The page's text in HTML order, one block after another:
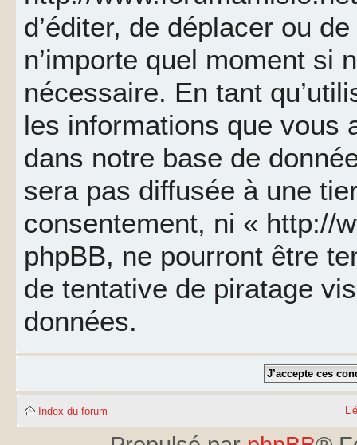
d’éditer, de déplacer ou
n’importe quel moment si
nécessaire. En tant
les informations que vous
dans notre base de
sera pas diffusée à une
consentement, ni « http://
phpBB, ne pourront être
de tentative de piratage
données.
Index du forum